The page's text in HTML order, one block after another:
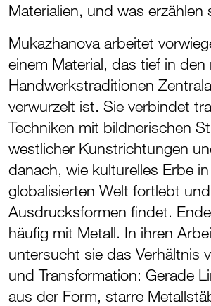
Materialien, und was erzählen
Mukazhanova arbeitet
einem Material, das tief in
Handwerkstraditionen
verwurzelt ist. Sie verbindet
Techniken mit bildnerischen
westlicher Kunstrichtungen
danach, wie kulturelles Erbe
globalisierten Welt fortlebt
Ausdrucksformen findet.
häufig mit Metall. In ihren
untersucht sie das Verhältnis
und Transformation: Gerade
aus der Form, starre